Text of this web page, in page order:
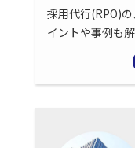
採用代行(RPO)
イントや事例も